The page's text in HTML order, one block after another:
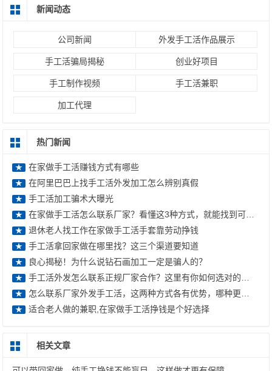
新闻动态
公司新闻 外发手工活作品展示
手工活骗局揭秘 创业好项目
手工制作视频 手工活兼职
加工代理
热门新闻
★ 在家做手工活赚钱方式有哪些
★ 在阿里巴巴上找手工活外发加工怎么辨别真假
★ 手工活加工骗术大曝光
★ 在家做手工活怎么联系厂家？看懂这3种方式，就能找到可靠正规的手工
★ 退休老人找工作在家做手工活手套靠劳动挣钱
★ 手工活拿回家做在哪里找？这三个渠道要知道
★ 良心揭秘！为什么说钻石画加工一定是骗人的？
★ 手工活外发怎么联系正规厂家合作？这里有你如何选对的答案
★ 怎么联系厂家外发手工活，这两种方式各有优势，哪种更可靠
★ 适合老人做的兼职,在家做手工活挣钱是个好选择
相关文章